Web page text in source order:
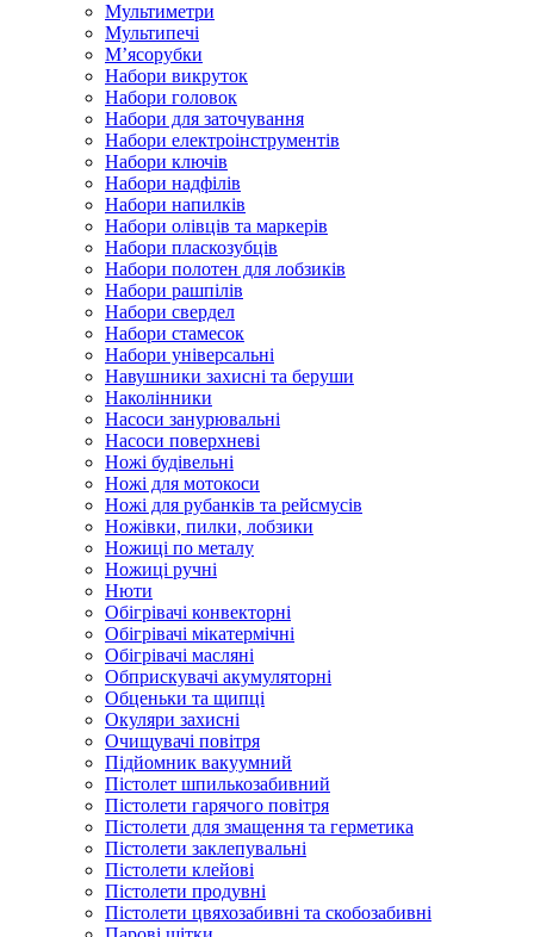
Мультиметри
Мультипечі
М’ясорубки
Набори викруток
Набори головок
Набори для заточування
Набори електроінструментів
Набори ключів
Набори надфілів
Набори напилків
Набори олівців та маркерів
Набори пласкозубців
Набори полотен для лобзиків
Набори рашпілів
Набори свердел
Набори стамесок
Набори універсальні
Навушники захисні та беруши
Наколінники
Насоси занурювальні
Насоси поверхневі
Ножі будівельні
Ножі для мотокоси
Ножі для рубанків та рейсмусів
Ножівки, пилки, лобзики
Ножиці по металу
Ножиці ручні
Нюти
Обігрівачі конвекторні
Обігрівачі мікатермічні
Обігрівачі масляні
Обприскувачі акумуляторні
Обценьки та щипці
Окуляри захисні
Очищувачі повітря
Підйомник вакуумний
Пістолет шпилькозабивний
Пістолети гарячого повітря
Пістолети для змащення та герметика
Пістолети заклепувальні
Пістолети клейові
Пістолети продувні
Пістолети цвяхозабивні та скобозабивні